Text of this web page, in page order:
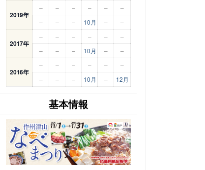
2019年
– – – – –
–
–
– – 10月 – –
2017年
– – – – –
–
–
– – 10月 – –
2016年
– – – – –
–
–
– – 10月 – 12月
基本情報